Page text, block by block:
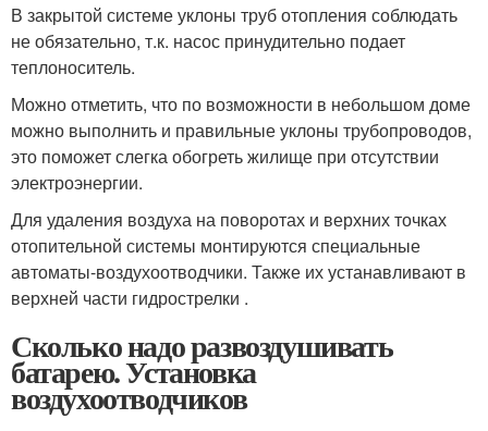
В закрытой системе уклоны труб отопления соблюдать
не обязательно, т.к. насос принудительно подает
теплоноситель.
Можно отметить, что по возможности в небольшом доме
можно выполнить и правильные уклоны трубопроводов,
это поможет слегка обогреть жилище при отсутствии
электроэнергии.
Для удаления воздуха на поворотах и верхних точках
отопительной системы монтируются специальные
автоматы-воздухоотводчики. Также их устанавливают в
верхней части гидрострелки .
Сколько надо развоздушивать
батарею. Установка
воздухоотводчиков